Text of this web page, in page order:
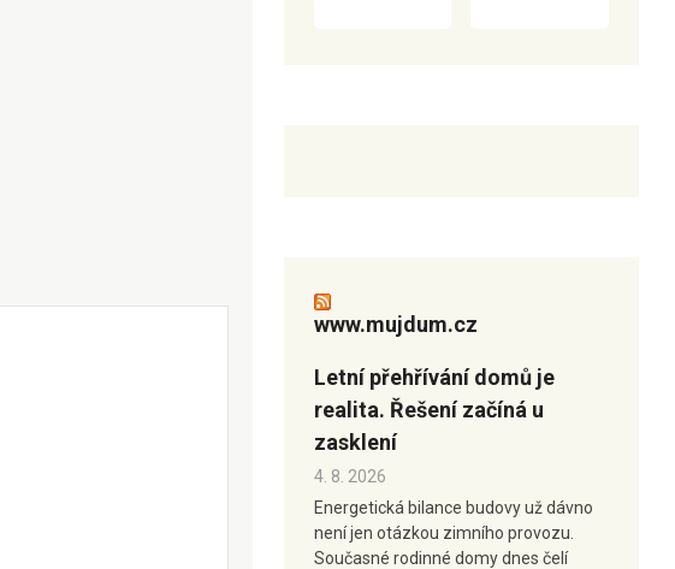
www.mujdum.cz
Letní přehřívání domů je
realita. Řešení začíná u
zasklení
4. 8. 2026
Energetická bilance budovy už dávno
není jen otázkou zimního provozu.
Současné rodinné domy dnes čelí